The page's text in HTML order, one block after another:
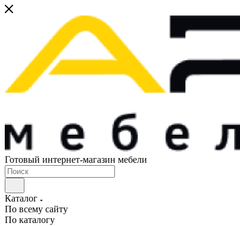
Готовый интернет-магазин мебели
Каталог
По всему сайту
По каталогу